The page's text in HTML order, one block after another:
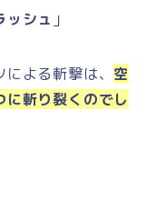
ッシュ 」
よる斬撃は、 空
斬り裂くのでし